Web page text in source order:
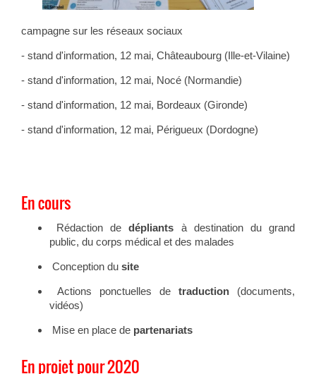
campagne sur les réseaux sociaux
- stand d'information, 12 mai, Châteaubourg (Ille-et-Vilaine)
- stand d'information, 12 mai, Nocé (Normandie)
- stand d'information, 12 mai, Bordeaux (Gironde)
- stand d'information, 12 mai, Périgueux (Dordogne)
En cours
Rédaction dedépliants à destination du grand
public, du corps médical et des malades
Conception du site
Actions ponctuelles detraduction (documents,
vidéos)
Mise en place de partenariats
En projet pour 2020